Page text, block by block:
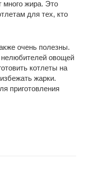
много жира. Это
для тех, кто
очень полезны.
овощей
котлеты на
жарки.
приготовления